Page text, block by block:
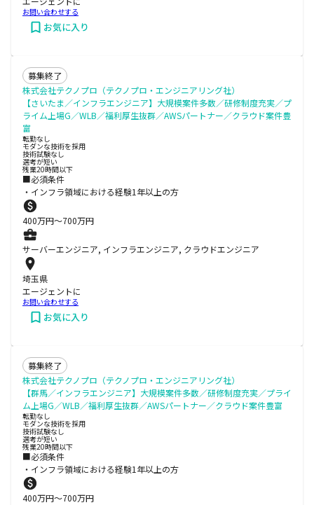
お問い合わせする
お気に入り
募集終了
株式会社テクノプロ（テクノプロ・エンジニアリング社）
【さいたま／インフラエンジニア】大規模案件多数／研修制度充実／プ
ライム上場G／WLB／福利厚生抜群／AWSパートナー／クラウド案件豊
富
転勤なし
モダンな技術を採用
技術試験なし
選考が短い
残業20時間以下
■必須条件
・インフラ領域における経験1年以上の方
400万円〜700万円
サーバーエンジニア, インフラエンジニア, クラウドエンジニア
埼玉県
エージェントに
お問い合わせする
お気に入り
募集終了
株式会社テクノプロ（テクノプロ・エンジニアリング社）
【群馬／インフラエンジニア】大規模案件多数／研修制度充実／プライ
ム上場G／WLB／福利厚生抜群／AWSパートナー／クラウド案件豊富
転勤なし
モダンな技術を採用
技術試験なし
選考が短い
残業20時間以下
■必須条件
・インフラ領域における経験1年以上の方
400万円〜700万円